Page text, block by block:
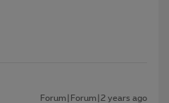
Forum|Forum|2 years ago